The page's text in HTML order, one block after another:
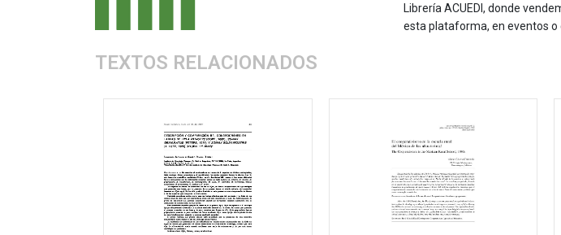
Librería ACUEDI, donde
esta plataforma, en eventos o
TEXTOS RELACIONADOS